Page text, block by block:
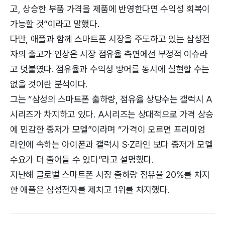
고, 상승한 부품 가격을 제품에 반영한다면 수익성 회복이
가능할 것”이라고 말했다.
다만, 애플과 함께 스마트폰 시장을 주도하고 있는 삼성전
자의 출고가 인상은 시장 점유율 측면에선 부정적 이슈라
고 덧붙였다. 점유율과 수익성 방어를 동시에 실현할 수는
없을 것이란 분석이다.
그는 “삼성의 스마트폰 출하량, 점유율 상당수는 갤럭시 A
시리즈가 차지하고 있다. A시리즈는 상대적으로 가격 상승
에 민감한 중저가 모델”이라며 “가격이 오르면 프리미엄
라인에 속하는 아이폰과 갤럭시 S∙Z라인 보다 중저가 모델
수요가 더 줄어들 수 있다”라고 설명했다.
지난해 글로벌 스마트폰 시장 출하량 점유율 20%를 차지
한 애플은 삼성전자를 제치고 1위를 차지했다.